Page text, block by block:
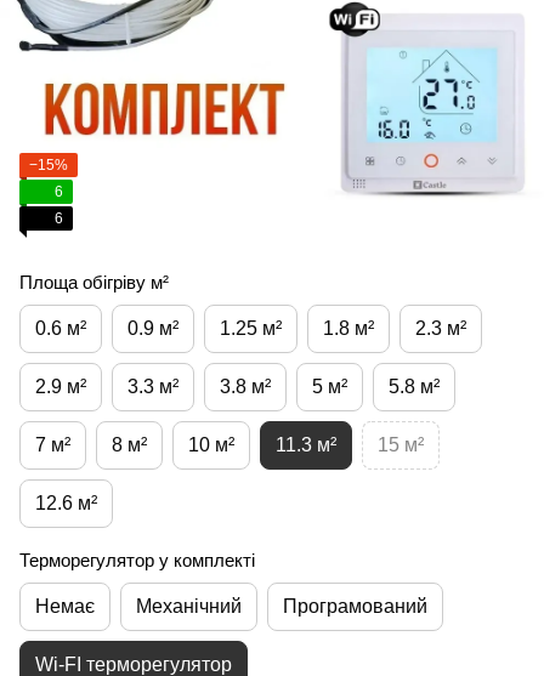
−15%
6
6
Площа обігріву м²
0.6 м² 0.9 м² 1.25 м² 1.8 м² 2.3 м²
2.9 м² 3.3 м² 3.8 м² 5 м² 5.8 м²
7 м² 8 м² 10 м² 11.3 м² 15 м²
12.6 м²
Терморегулятор у комплекті
Немає Механічний Програмований
Wi-FI терморегулятор